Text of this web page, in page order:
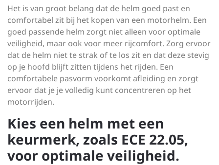
Het is van groot belang dat de helm goed past en
comfortabel zit bij het kopen van een motorhelm. Een
goed passende helm zorgt niet alleen voor optimale
veiligheid, maar ook voor meer rijcomfort. Zorg ervoor
dat de helm niet te strak of te los zit en dat deze stevig
op je hoofd blijft zitten tijdens het rijden. Een
comfortabele pasvorm voorkomt afleiding en zorgt
ervoor dat je je volledig kunt concentreren op het
motorrijden.
Kies een helm met een
keurmerk, zoals ECE 22.05,
voor optimale veiligheid.